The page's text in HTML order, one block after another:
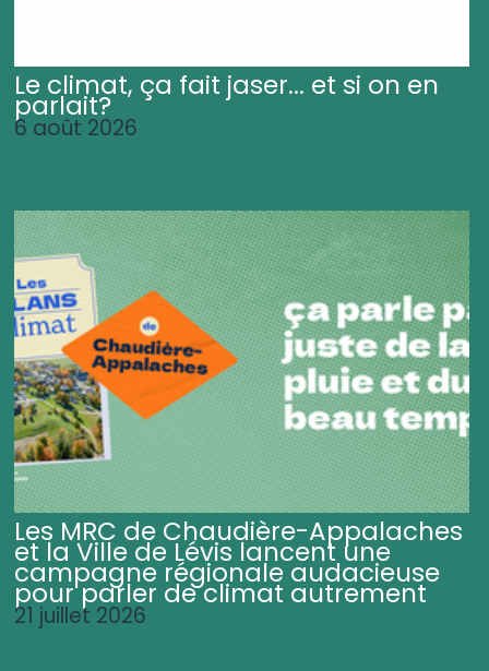
Le climat, ça fait jaser... et si on en
parlait?
6 août 2026
Les MRC de Chaudière-Appalaches
et la Ville de Lévis lancent une
campagne régionale audacieuse
pour parler de climat autrement
21 juillet 2026